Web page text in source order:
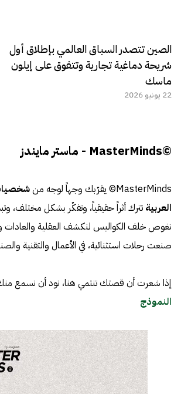
الصين تتصدر السباق العالمي بإطلاق أول
شريحة دماغية تجارية وتتفوق على إيلون
ماسك
22 يونيو 2026
©MasterMinds - ماستر مايندز
MasterMinds© يقرّبك وجهاً لوجه من
العربية تترك أثراً حقيقياً، وتفكّر بشكل مختلف،
نغوص خلف الكواليس لنكشف العقلية والعادات
صنعت رحلات استثنائية، في الأعمال والتقنية
إذا شعرت أن قصتك تنتمي هنا، نود أن نسمع
النموذج